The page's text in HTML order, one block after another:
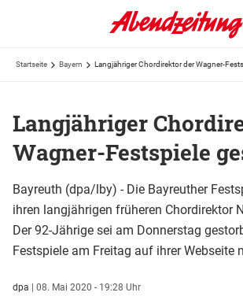
Startseite Bayern Langjähriger Chordirektor der Wagner-
Langjähriger
Wagner-Festspiele
Bayreuth (dpa/lby) - Die Bayreuther
ihren langjährigen früheren Chordirektor
Der 92-Jährige sei am Donnerstag
Festspiele am Freitag auf ihrer Webseite
dpa | 08. Mai 2020 - 19:28 Uhr